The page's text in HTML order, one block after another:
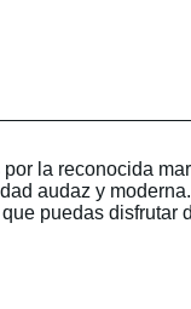
la reconocida
audaz y
puedas disfrutar